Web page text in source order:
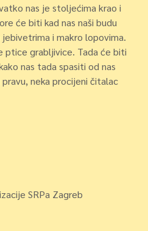
nas je stoljećima krao i
će biti kad nas naši budu
i makro lopovima.
ptice grabljivice. Tada će biti
nas tada spasiti od nas
neka procijeni čitalac
SRPa Zagreb